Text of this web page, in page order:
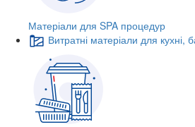
Матеріали для SPA процедур
Витратні матеріали для кухні,